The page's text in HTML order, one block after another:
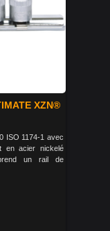
XZN®
ISO 1174-1 avec
en acier nickelé
un rail de